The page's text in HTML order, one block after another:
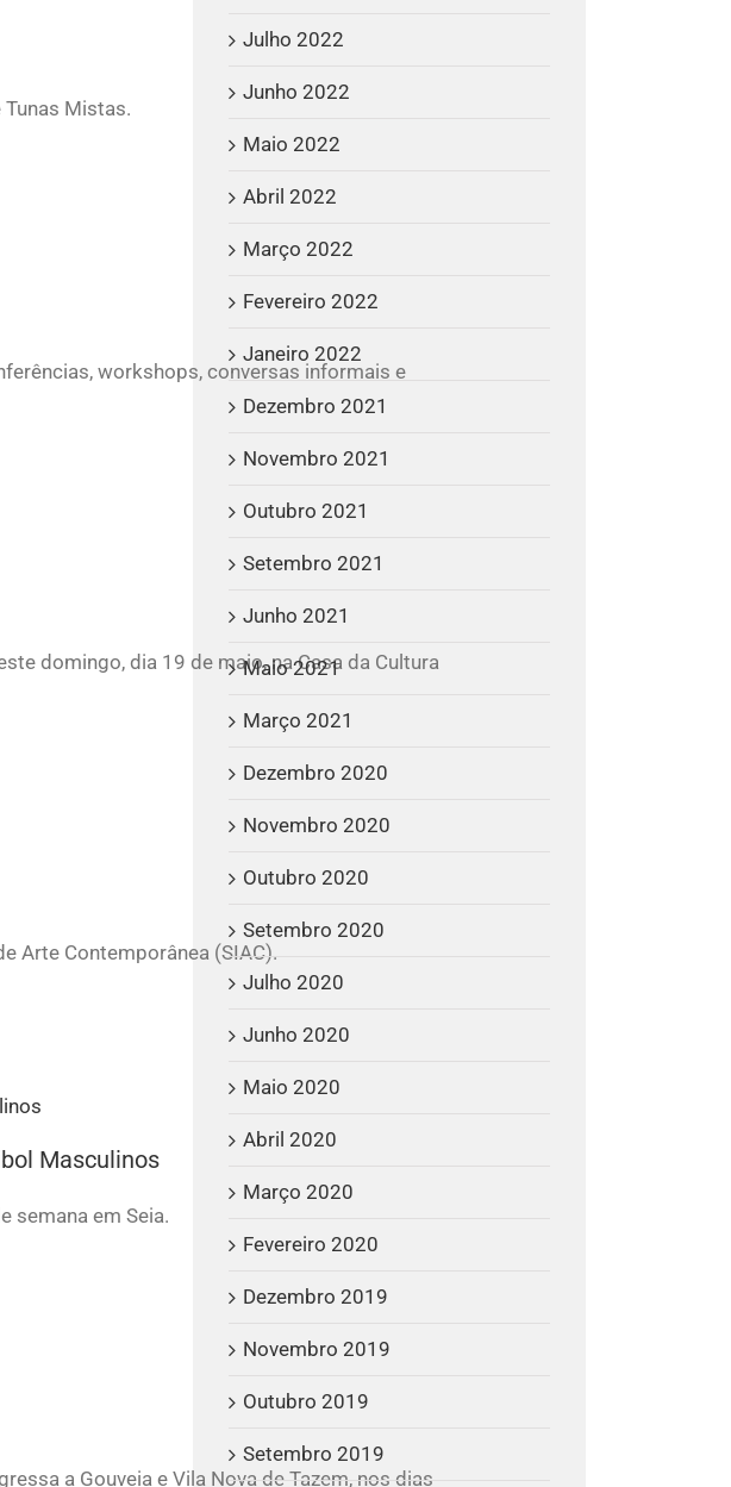
Mistas.
workshops, conversas informais e
domingo, dia 19 de maio, na Casa da Cultura
Arte Contemporânea (SIAC).
Masculinos
semana em Seia.
a Gouveia e Vila Nova de Tazem, nos dias
Julho 2022
Junho 2022
Maio 2022
Abril 2022
Março 2022
Fevereiro 2022
Janeiro 2022
Dezembro 2021
Novembro 2021
Outubro 2021
Setembro 2021
Junho 2021
Maio 2021
Março 2021
Dezembro 2020
Novembro 2020
Outubro 2020
Setembro 2020
Julho 2020
Junho 2020
Maio 2020
Abril 2020
Março 2020
Fevereiro 2020
Dezembro 2019
Novembro 2019
Outubro 2019
Setembro 2019